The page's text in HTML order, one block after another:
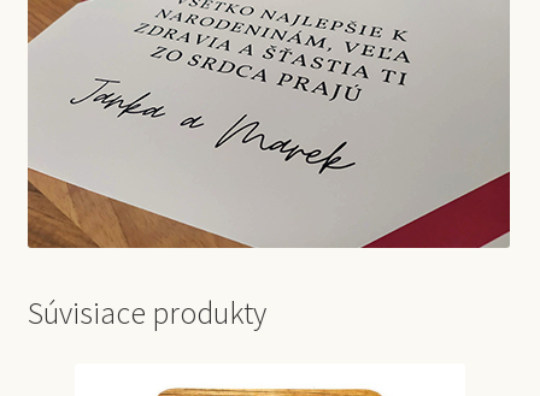
Súvisiace produkty